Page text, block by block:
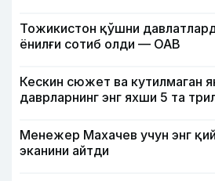
Тожикистон қўшни
ёнилғи сотиб олди — ОАВ
Кескин сюжет ва кутилмаган
даврларнинг энг яхши 5 та
Менежер Махачев учун энг
эканини айтди